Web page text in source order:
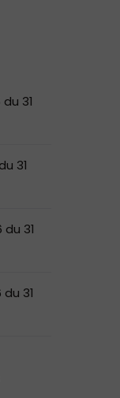
du 31
31
du 31
du 31